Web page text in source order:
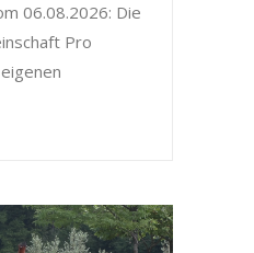
06.08.2026: Die
Pro